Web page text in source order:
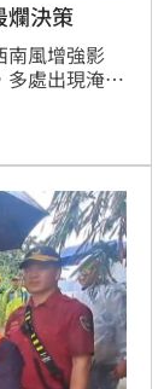
爛決策
南風增強影
多處出現淹水
竹縣寶山鄉